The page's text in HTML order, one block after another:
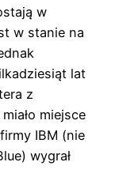
w
w stanie na
lat
z
miejsce
IBM (nie
wygrał